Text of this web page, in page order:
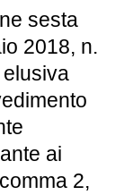
sesta
2018, n.
ai
2,